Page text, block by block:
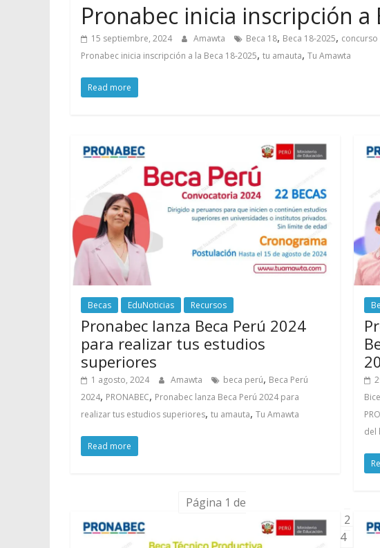
Pronabec inicia inscripción a
15 septiembre, 2024 Amawta Beca 18, Beca 18-2025, concurso
Pronabec inicia inscripción a la Beca 18-2025, tu amauta, Tu Amawta
Read more
Becas EduNoticias Recursos
Pronabec lanza Beca Perú 2024
para realizar tus estudios
superiores
1 agosto, 2024 Amawta beca perú, Beca Perú
2024, PRONABEC, Pronabec lanza Beca Perú 2024 para
realizar tus estudios superiores, tu amauta, Tu Amawta
Read more
del
Página 1 de
2
4